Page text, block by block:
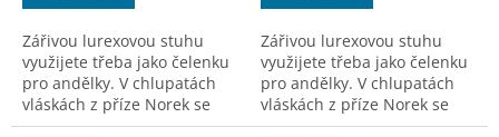
Zářivou lurexovou stuhu
využijete třeba jako čelenku
pro andělky. V chlupatách
vláskách z příze Norek se
krásně třpytí! Cena je za 1m.
Zářivou lurexovou stuhu
využijete třeba jako čelenku
pro andělky. V chlupatách
vláskách z příze Norek se
krásně třpytí! Cena je za 1m.